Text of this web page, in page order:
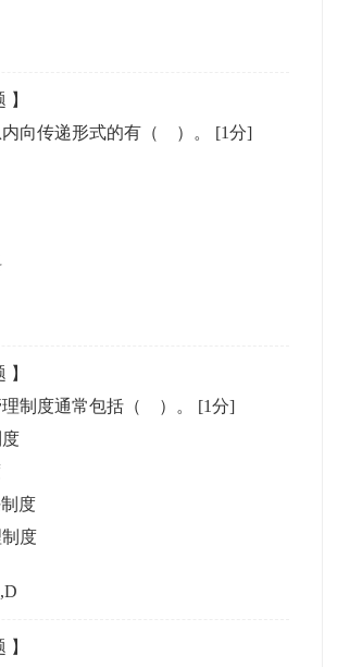
】
内向传递形式的有（ ）。 [1分]
】
理制度通常包括（ ）。 [1分]
度
度
】